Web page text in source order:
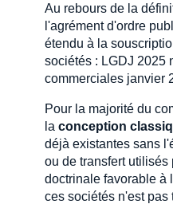
Au rebours de la
l'agrément d'ordre
étendu à la
sociétés : LGDJ 2025
commerciales janvier
Pour la majorité du
la conception
déjà existantes sans
ou de transfert
doctrinale favorable à
ces sociétés n'est pas